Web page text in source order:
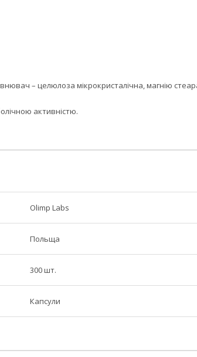
– целюлоза мікрокристалічна, магнію
активністю.
Olimp Labs
Польща
300 шт.
Капсули